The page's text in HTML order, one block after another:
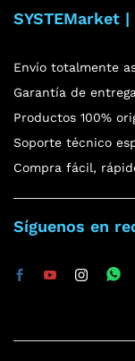
SYSTEMarket
Envío totalmente
Garantía de
Productos 100%
Soporte técnico
Compra fácil,
Síguenos en